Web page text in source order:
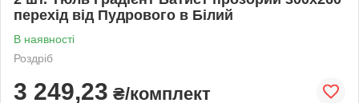
перехід від Пудрового в Білий
В наявності
Роздріб
3 249,23 ₴/комплект